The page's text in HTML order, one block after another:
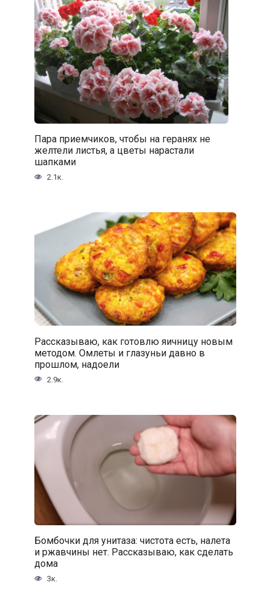
Пара приемчиков, чтобы на геранях не
желтели листья, а цветы нарастали
шапками
2.1к.
Рассказываю, как готовлю яичницу новым
методом. Омлеты и глазуньи давно в
прошлом, надоели
2.9к.
Бомбочки для унитаза: чистота есть, налета
и ржавчины нет. Рассказываю, как сделать
дома
3к.